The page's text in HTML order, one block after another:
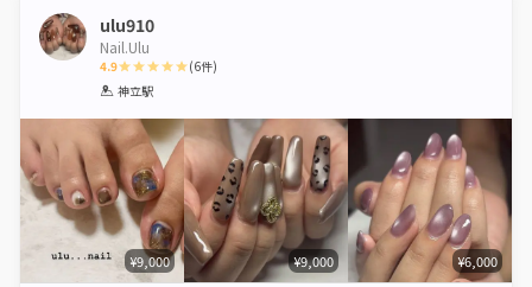
ulu910
Nail.Ulu
4.9
1 2 3
(6件)
神立駅
¥9,000 ¥9,000 ¥6,000